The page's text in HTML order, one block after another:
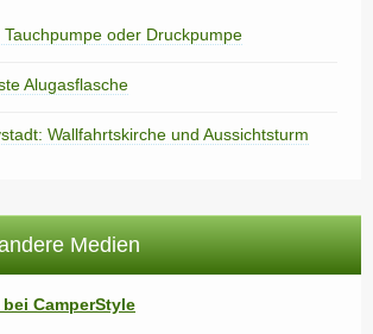
Tauchpumpe oder Druckpumpe
Alugasflasche
Wallfahrtskirche und Aussichtsturm
Medien
CamperStyle